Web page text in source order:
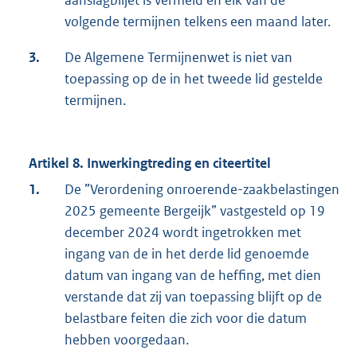
volgende termijnen telkens een maand later.
3.
De Algemene Termijnenwet is niet van
toepassing op de in het tweede lid gestelde
termijnen.
Artikel 8. Inwerkingtreding en citeertitel
1.
De ”Verordening onroerende-zaakbelastingen
2025 gemeente Bergeijk” vastgesteld op 19
december 2024 wordt ingetrokken met
ingang van de in het derde lid genoemde
datum van ingang van de heffing, met dien
verstande dat zij van toepassing blijft op de
belastbare feiten die zich voor die datum
hebben voorgedaan.